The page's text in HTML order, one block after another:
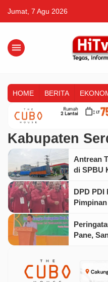
Jumat, 7 Agu 2026
menu
HOME BERITA
Kabupaten
Antrean
di SPBU
DPD PDI
Baru
Pane,